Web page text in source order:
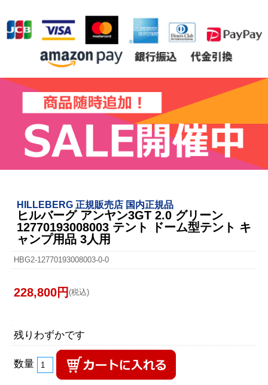
HILLEBERG 正規販売店 国内正規品
ヒルバーグ アンヤン3GT 2.0 グリーン
12770193008003 テント ドーム型テント キ
ャンプ用品 3人用
HBG2-12770193008003-0-0
228,800円 (税込)
残りわずかです
数量